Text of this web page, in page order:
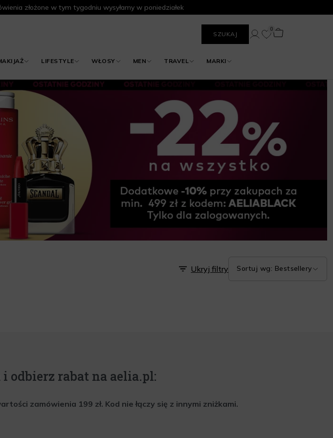
złożone w tym tygodniu wysyłamy w poniedziałek
SZUKAJ
LIFESTYLE WŁOSY MEN TRAVEL MARKI
0
Ukryj filtry Sortuj wg: Bestsellery
odbierz rabat na aelia.pl:
zamówienia 199 zł. Kod nie łączy się z innymi zniżkami.